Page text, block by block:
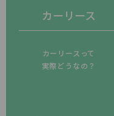
カーリース
カーリースって
実際どうなの？